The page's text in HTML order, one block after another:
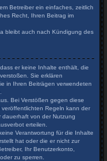
Betreiber ein einfaches, zeitlich
Recht, Ihren Beitrag im
bleibt auch nach Kündigung des
er keine Inhalte enthält, die
Sie erklären
in Ihren Beiträgen verwendeten
Bei Verstößen gegen diese
Regeln kann der
dauerhaft von der Nutzung
erteilen.
Verantwortung für die Inhalte
hat oder die er nicht zur
Ihr Benutzerkonto,
zu sperren.